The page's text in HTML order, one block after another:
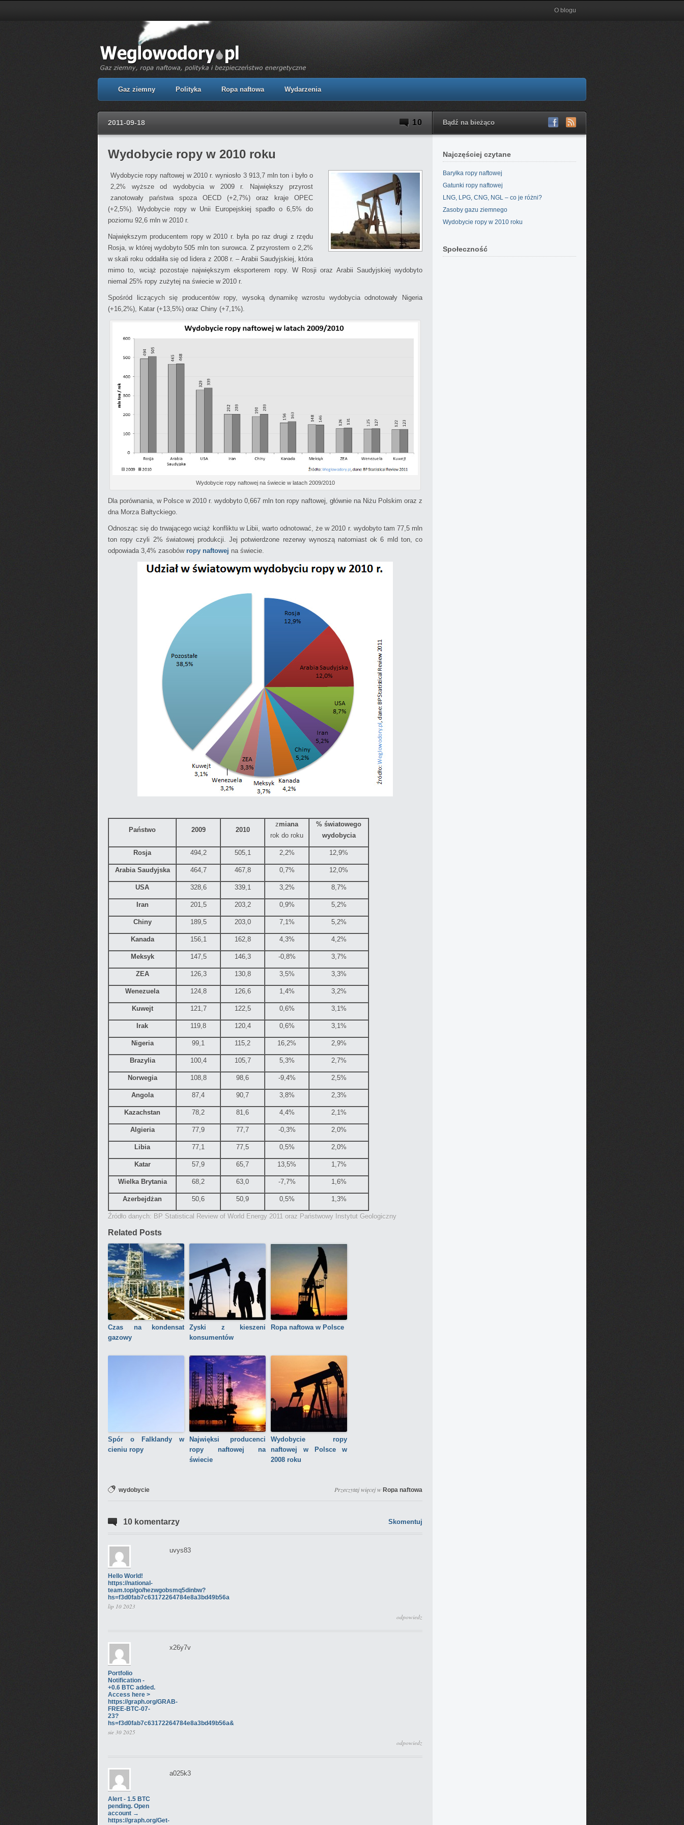
O blogu
Gaz ziemny Polityka Ropa naftowa Wydarzenia
2011-09-18 10 Bądź na bieżąco
Wydobycie ropy w 2010 roku
Wydobycie ropy naftowej w 2010 r. wyniosło 3 913,7 mln ton i było o
2,2% wyższe od wydobycia w 2009 r. Największy przyrost
zanotowały państwa spoza OECD (+2,7%) oraz kraje OPEC
(+2,5%). Wydobycie ropy w Unii Europejskiej spadło o 6,5% do
poziomu 92,6 mln w 2010 r.
Największym producentem ropy w 2010 r. była po raz drugi z rzędu
Rosja, w której wydobyto 505 mln ton surowca. Z przyrostem o 2,2%
w skali roku oddaliła się od lidera z 2008 r. – Arabii Saudyjskiej, która
mimo to, wciąż pozostaje największym eksporterem ropy. W Rosji oraz Arabii Saudyjskiej wydobyto
niemal 25% ropy zużytej na świecie w 2010 r.
Spośród liczących się producentów ropy, wysoką dynamikę wzrostu wydobycia odnotowały Nigeria
(+16,2%), Katar (+13,5%) oraz Chiny (+7,1%).
Wydobycie ropy naftowej na świecie w latach 2009/2010
Dla porównania, w Polsce w 2010 r. wydobyto 0,667 mln ton ropy naftowej, głównie na Niżu Polskim oraz z
dna Morza Bałtyckiego.
Odnosząc się do trwającego wciąż konfliktu w Libii, warto odnotować, że w 2010 r. wydobyto tam 77,5 mln
ton ropy czyli 2% światowej produkcji. Jej potwierdzone rezerwy wynoszą natomiast ok 6 mld ton, co
odpowiada 3,4% zasobów ropy naftowej na świecie.
Państwo 2009 2010
zmiana
rok do roku
% światowego
wydobycia
Rosja 494,2 505,1 2,2% 12,9%
Arabia Saudyjska 464,7 467,8 0,7% 12,0%
USA 328,6 339,1 3,2% 8,7%
Iran 201,5 203,2 0,9% 5,2%
Chiny 189,5 203,0 7,1% 5,2%
Kanada 156,1 162,8 4,3% 4,2%
Meksyk 147,5 146,3 -0,8% 3,7%
ZEA 126,3 130,8 3,5% 3,3%
Wenezuela 124,8 126,6 1,4% 3,2%
Kuwejt 121,7 122,5 0,6% 3,1%
Irak 119,8 120,4 0,6% 3,1%
Nigeria 99,1 115,2 16,2% 2,9%
Brazylia 100,4 105,7 5,3% 2,7%
Norwegia 108,8 98,6 -9,4% 2,5%
Angola 87,4 90,7 3,8% 2,3%
Kazachstan 78,2 81,6 4,4% 2,1%
Algieria 77,9 77,7 -0,3% 2,0%
Libia 77,1 77,5 0,5% 2,0%
Katar 57,9 65,7 13,5% 1,7%
Wielka Brytania 68,2 63,0 -7,7% 1,6%
Azerbejdżan 50,6 50,9 0,5% 1,3%
Źródło danych: BP Statistical Review of World Energy 2011 oraz Państwowy Instytut Geologiczny
Related Posts
Czas na kondensat
gazowy
Zyski z kieszeni
konsumentów
Ropa naftowa w Polsce
Spór o Falklandy w
cieniu ropy
Najwięksi producenci
ropy naftowej na
świecie
Wydobycie ropy
naftowej w Polsce w
2008 roku
Przeczytaj więcej w Ropa naftowa
wydobycie
10 komentarzy Skomentuj
Hello World!
https://national-
team.top/go/hezwgobsmq5dinbw?
hs=f3d0fab7c63172264784e8a3bd49b56a
lip 10 2023
uvys83
odpowiedz
Portfolio
Notification -
+0.6 BTC added.
Access here >
https://graph.org/GRAB-
FREE-BTC-07-
23?
hs=f3d0fab7c63172264784e8a3bd49b56a&
sie 30 2025
x26y7v
odpowiedz
Alert - 1.5 BTC
pending. Open
account →
https://graph.org/Get-
a025k3
Najczęściej czytane
Baryłka ropy naftowej
Gatunki ropy naftowej
LNG, LPG, CNG, NGL – co je różni?
Zasoby gazu ziemnego
Wydobycie ropy w 2010 roku
Społeczność